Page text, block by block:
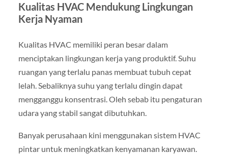
Kualitas HVAC Mendukung Lingkungan
Kerja Nyaman
Kualitas HVAC memiliki peran besar dalam
menciptakan lingkungan kerja yang produktif. Suhu
ruangan yang terlalu panas membuat tubuh cepat
lelah. Sebaliknya suhu yang terlalu dingin dapat
mengganggu konsentrasi. Oleh sebab itu pengaturan
udara yang stabil sangat dibutuhkan.
Banyak perusahaan kini menggunakan sistem HVAC
pintar untuk meningkatkan kenyamanan karyawan.